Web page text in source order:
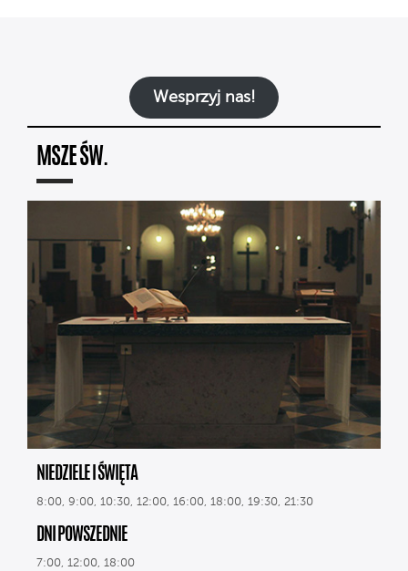
Wesprzyj nas!
MSZE ŚW.
NIEDZIELE I ŚWIĘTA
8:00, 9:00, 10:30, 12:00, 16:00, 18:00, 19:30, 21:30
DNI POWSZEDNIE
7:00, 12:00, 18:00